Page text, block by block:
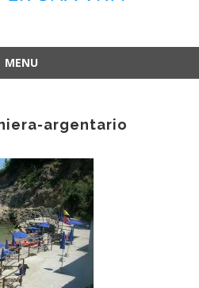
MENU
argentario